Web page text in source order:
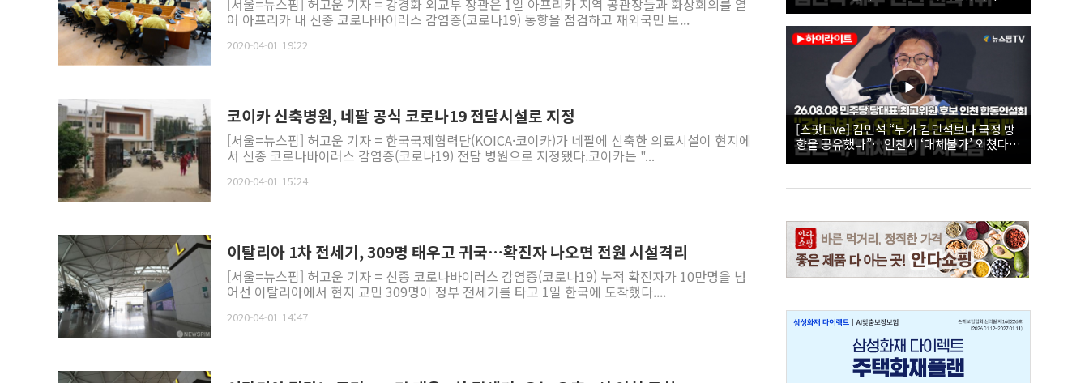
[서울=뉴스핌] 허고운 기자 = 강경화 외교부 장관은 1일 아프리카 지역 공관장들과 화상회의를 열
어 아프리카 내 신종 코로나바이러스 감염증(코로나19) 동향을 점검하고 재외국민 보...
2020-04-01 19:22
코이카 신축병원, 네팔 공식 코로나19 전담시설로 지정
[서울=뉴스핌] 허고운 기자 = 한국국제협력단(KOICA·코이카)가 네팔에 신축한 의료시설이 현지에
서 신종 코로나바이러스 감염증(코로나19) 전담 병원으로 지정됐다.코이카는 "...
2020-04-01 15:24
이탈리아 1차 전세기, 309명 태우고 귀국…확진자 나오면 전원 시설격리
[서울=뉴스핌] 허고운 기자 = 신종 코로나바이러스 감염증(코로나19) 누적 확진자가 10만명을 넘
어선 이탈리아에서 현지 교민 309명이 정부 전세기를 타고 1일 한국에 도착했다....
2020-04-01 14:47
26.08.08 더불어민주당 당대표·최고위원 후
보 인천 합동연설회
[스팟Live] 김민석 “누가 김민석보다 국정 방
향을 공유했나”…인천서 ‘대체불가’ 외쳤다 |
26.08.08 더불어민주당 당대표·최고위원 후